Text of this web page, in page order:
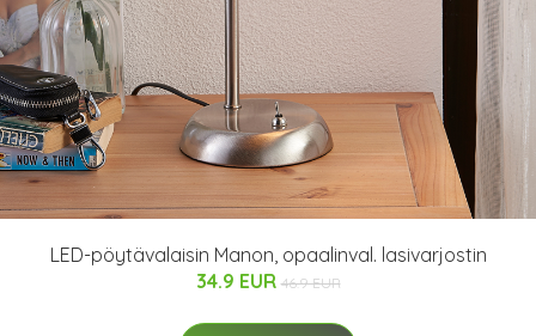
LED-pöytävalaisin Manon, opaalinval. lasivarjostin
34.9 EUR 46.9 EUR